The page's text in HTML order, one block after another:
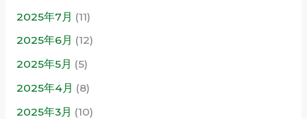
2025年7月 (11)
2025年6月 (12)
2025年5月 (5)
2025年4月 (8)
2025年3月 (10)